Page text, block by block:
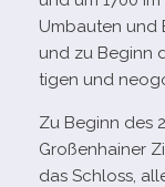
Umbauten und
und zu Beginn
ti­gen und
Zu Beginn des
Großenhainer
das Schloss,